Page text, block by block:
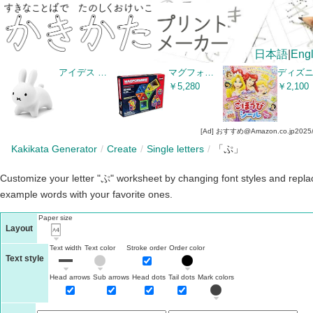
日本語
Kakikata Generator Create Single letters 「ぷ」
Customize your letter "ぷ" worksheet by changing font styles and
example words with your favorite ones.
Layout
Paper size
Text style
Text width Text color Stroke order Order color
Head arrows Sub arrows Head dots Tail dots Mark colors
アイデス ブルーナボンボン ホワイト 乗用玩具 おもちゃ 子供 キッズ ベビー 柔らかい 空気入れ付き ギフト プレゼント
マグフォーマー 30ピース スタンダードセット MAGFORMERS マグネットブロック 創造力を育てる知育玩具 【30ピース】 [並行輸入品]
￥5,280
￥2,100
[Ad] おすすめ@Amazon.co.jp